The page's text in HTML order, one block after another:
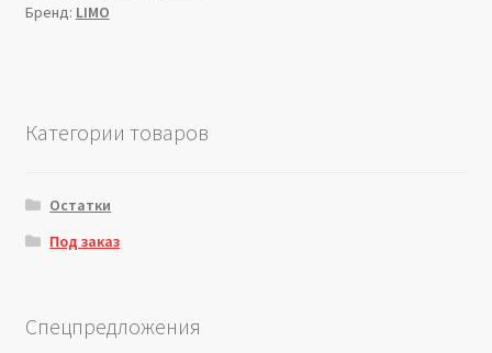
Бренд: LIMO
Категории товаров
Остатки
Под заказ
Спецпредложения